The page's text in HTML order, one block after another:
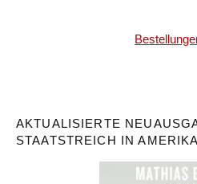
AKTUALISIERTE
STAATSTREICH IN AMERIKA